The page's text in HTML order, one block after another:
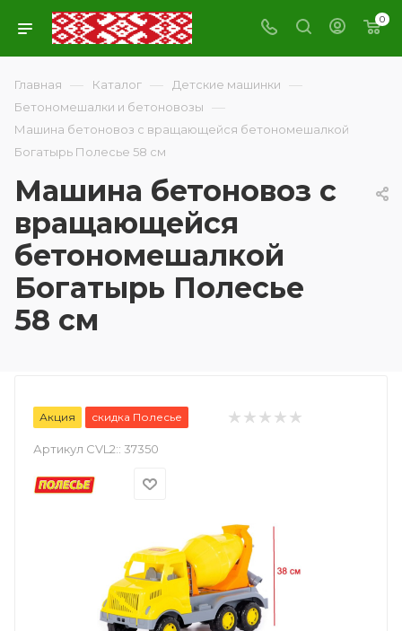
0
Главная — Каталог — Детские машинки —
Бетономешалки и бетоновозы —
Машина бетоновоз с вращающейся бетономешалкой
Богатырь Полесье 58 см
Машина бетоновоз с
вращающейся
бетономешалкой
Богатырь Полесье
58 см
Акция скидка Полесье
Артикул CVL2:: 37350